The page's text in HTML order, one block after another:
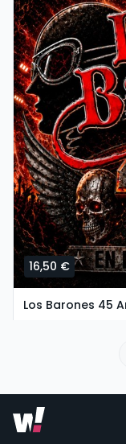
16,50 €
Los Barones 45
The New